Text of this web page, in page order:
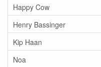
Happy Cow
Henry Bassinger
Kip Haan
Noa